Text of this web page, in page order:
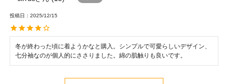
投稿日 2025/12/15
冬が終わった頃に着ようかなと購入。シンプルで可愛らしいデザイン、
七分袖なのが個人的にささりました。綿の肌触りも良いです。